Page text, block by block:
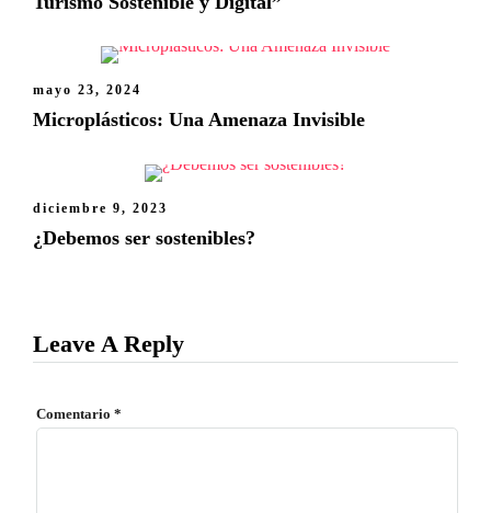
mayo 23, 2024
Microplásticos: Una Amenaza Invisible
diciembre 9, 2023
¿Debemos ser sostenibles?
Leave A Reply
Comentario *